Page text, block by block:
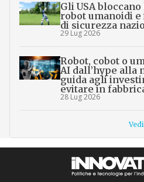
Gli USA
robot umanoidi
di sicurezza
29 Lug 2026
Robot, cobot o
AI dall’hype alla
guida agli
evitare in
28 Lug 2026